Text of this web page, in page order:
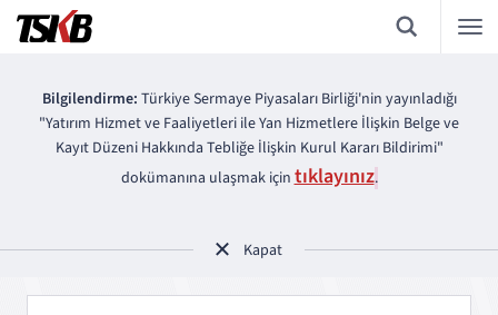
Bilgilendirme: Türkiye Sermaye Piyasaları Birliği'nin yayınladığı
"Yatırım Hizmet ve Faaliyetleri ile Yan Hizmetlere İlişkin Belge ve
Kayıt Düzeni Hakkında Tebliğe İlişkin Kurul Kararı Bildirimi"
dokümanına ulaşmak içintıklayınız.
Kapat